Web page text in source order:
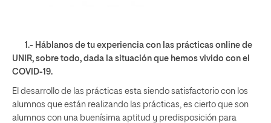
1.- Háblanos de tu experiencia con las prácticas online de
UNIR, sobre todo, dada la situación que hemos vivido con el
COVID-19.
El desarrollo de las prácticas esta siendo satisfactorio con los
alumnos que están realizando las prácticas, es cierto que son
alumnos con una buenísima aptitud y predisposición para